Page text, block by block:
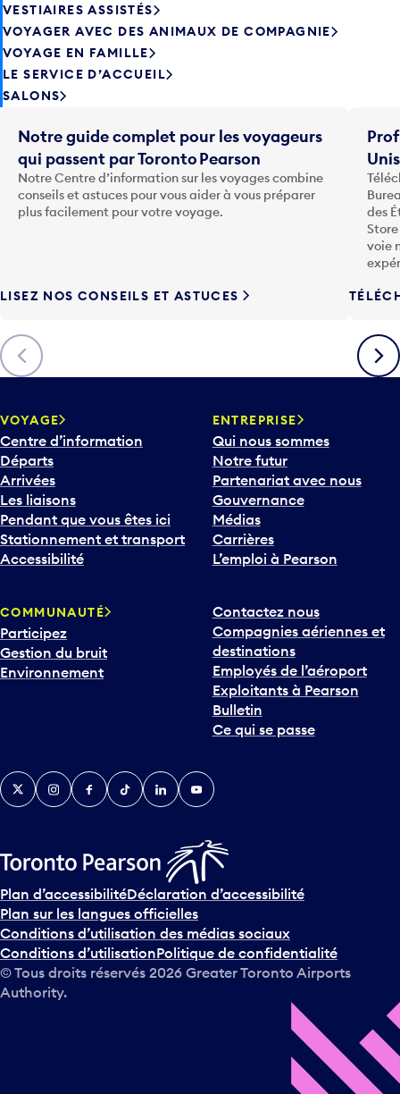
VESTIAIRES ASSISTÉS
VOYAGER AVEC DES ANIMAUX DE COMPAGNIE
VOYAGE EN FAMILLE
LE SERVICE D’ACCUEIL
SALONS
Précédent
Notre guide complet pour les voyageurs
qui passent par Toronto Pearson
Notre Centre d’information sur les voyages combine
conseils et astuces pour vous aider à vous préparer
plus facilement pour votre voyage.
LISEZ NOS CONSEILS ET ASTUCES
des
voie
VOYAGE
Centre d’information
Départs
Arrivées
Les liaisons
Pendant que vous êtes ici
Stationnement et transport
Accessibilité
ENTREPRISE
Qui nous sommes
Notre futur
Partenariat avec nous
Gouvernance
Médias
Carrières
L’emploi à Pearson
COMMUNAUTÉ
Participez
Gestion du bruit
Environnement
Contactez nous
Compagnies aériennes et
destinations
Employés de l’aéroport
Exploitants à Pearson
Bulletin
Ce qui se passe
TwitterInstagramFacebook
TikTokLinkedInYouTube
Plan d’accessibilitéDéclaration d’accessibilité
Plan sur les langues officielles
Conditions d’utilisation des médias sociaux
Conditions d’utilisationPolitique de confidentialité
© Tous droits réservés 2026 Greater Toronto Airports
Authority.